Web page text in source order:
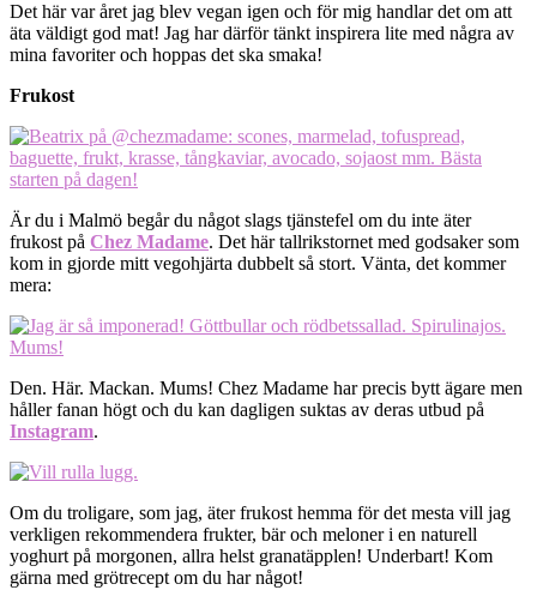
Det här var året jag blev vegan igen och för mig handlar det om att
äta väldigt god mat! Jag har därför tänkt inspirera lite med några av
mina favoriter och hoppas det ska smaka!
Frukost
Är du i Malmö begår du något slags tjänstefel om du inte äter
frukost på Chez Madame. Det här tallrikstornet med godsaker som
kom in gjorde mitt vegohjärta dubbelt så stort. Vänta, det kommer
mera:
Den. Här. Mackan. Mums! Chez Madame har precis bytt ägare men
håller fanan högt och du kan dagligen suktas av deras utbud på
Instagram.
Om du troligare, som jag, äter frukost hemma för det mesta vill jag
verkligen rekommendera frukter, bär och meloner i en naturell
yoghurt på morgonen, allra helst granatäpplen! Underbart! Kom
gärna med grötrecept om du har något!